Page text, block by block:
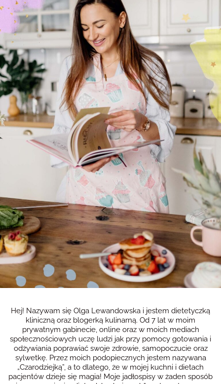
Hej! Nazywam się Olga Lewandowska i jestem dietetyczką
kliniczną oraz blogerką kulinarną. Od 7 lat w moim
prywatnym gabinecie, online oraz w moich mediach
społecznościowych uczę ludzi jak przy pomocy gotowania i
odżywiania poprawiać swoje zdrowie, samopoczucie oraz
sylwetkę. Przez moich podopiecznych jestem nazywana
„Czarodziejką”, a to dlatego, że w mojej kuchni i dietach
pacjentów dzieje się magia! Moje jadłospisy w żaden sposób